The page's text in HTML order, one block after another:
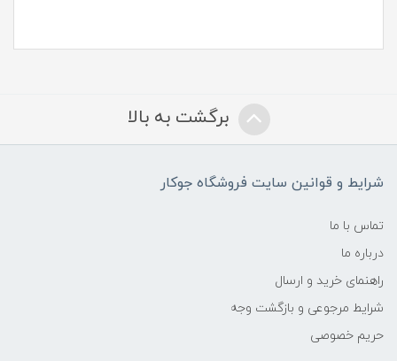
برگشت به بالا
شرایط و قوانین سایت فروشگاه جوکار
تماس با ما
درباره ما
راهنمای خرید و ارسال
شرایط مرجوعی و بازگشت وجه
حریم خصوصی